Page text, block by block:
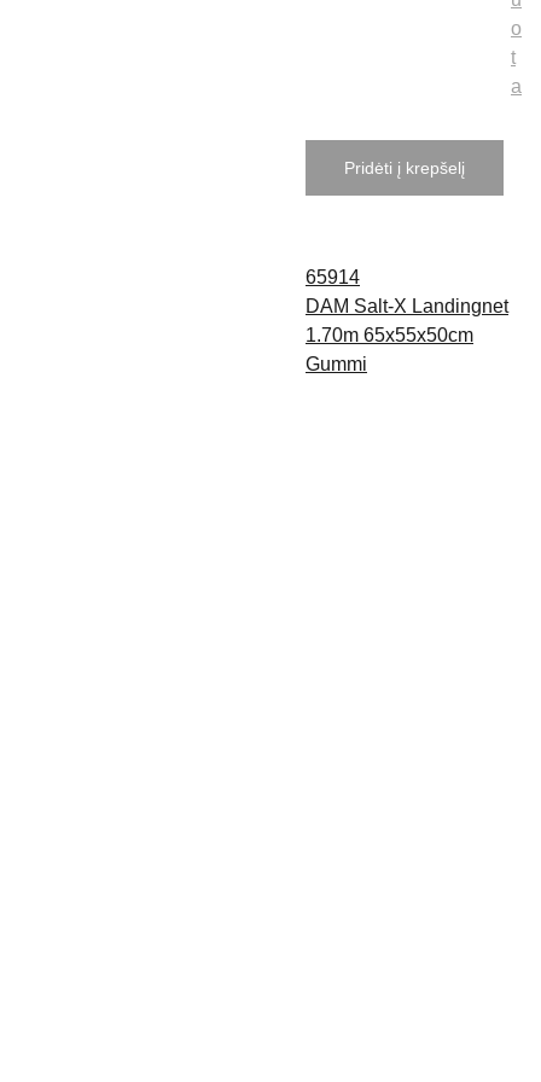
o
t
a
Pridėti į krepšelį
65914
DAM Salt-X Landingnet
1.70m 65x55x50cm
Gummi